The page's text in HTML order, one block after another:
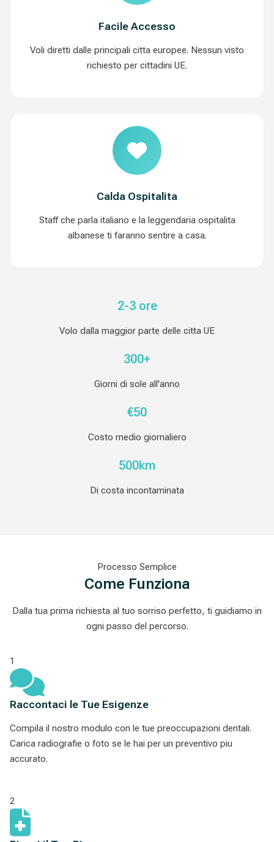
Facile Accesso
Voli diretti dalle principali citta europee. Nessun visto
richiesto per cittadini UE.
Calda Ospitalita
Staff che parla italiano e la leggendaria ospitalita
albanese ti faranno sentire a casa.
2-3 ore
Volo dalla maggior parte delle citta UE
300+
Giorni di sole all'anno
€50
Costo medio giornaliero
500km
Di costa incontaminata
Processo Semplice
Come Funziona
Dalla tua prima richiesta al tuo sorriso perfetto, ti guidiamo in
ogni passo del percorso.
1
Raccontaci le Tue Esigenze
Compila il nostro modulo con le tue preoccupazioni dentali.
Carica radiografie o foto se le hai per un preventivo piu
accurato.
2